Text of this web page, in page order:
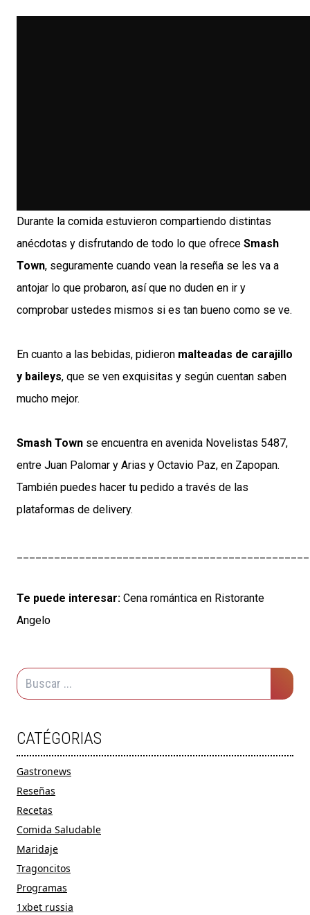
Durante la comida estuvieron compartiendo distintas
anécdotas y disfrutando de todo lo que ofrece Smash
Town, seguramente cuando vean la reseña se les va a
antojar lo que probaron, así que no duden en ir y
comprobar ustedes mismos si es tan bueno como se ve.
En cuanto a las bebidas, pidieron malteadas de carajillo
y baileys, que se ven exquisitas y según cuentan saben
mucho mejor.
Smash Town se encuentra en avenida Novelistas 5487,
entre Juan Palomar y Arias y Octavio Paz, en Zapopan.
También puedes hacer tu pedido a través de las
plataformas de delivery.
Te puede interesar: Cena romántica en Ristorante
Angelo
CATÉGORIAS
Gastronews
Reseñas
Recetas
Comida Saludable
Maridaje
Tragoncitos
Programas
1xbet russia